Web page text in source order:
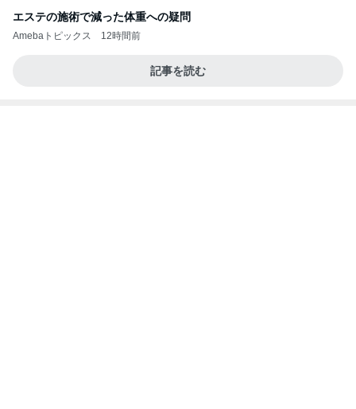
エステの施術で減った体重への疑問
Amebaトピックス 12時間前
記事を読む